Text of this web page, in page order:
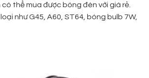
có thể mua được bóng đèn với giá rẻ.
như G45, A60, ST64, bóng bulb 7W,